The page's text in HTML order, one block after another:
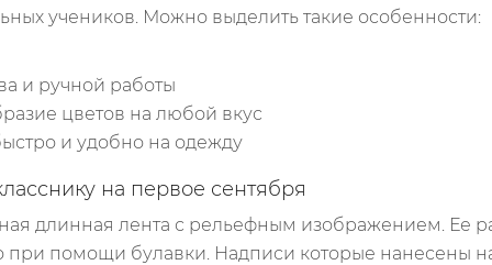
учеников. Можно выделить такие особенности:
и ручной работы
цветов на любой вкус
и удобно на одежду
на первое сентября
длинная лента с рельефным изображением. Ее
при помощи булавки. Надписи которые нанесены